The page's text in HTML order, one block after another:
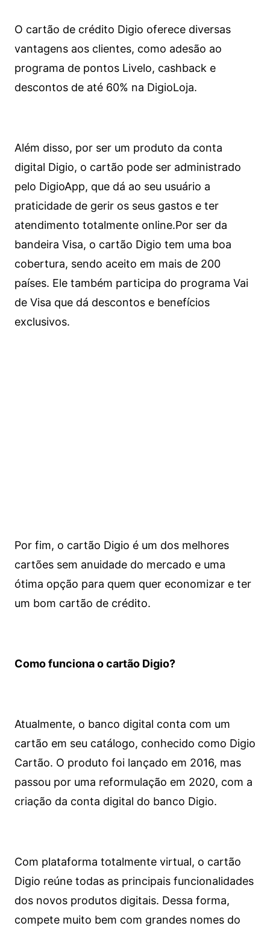
O cartão de crédito Digio oferece diversas
vantagens aos clientes, como adesão ao
programa de pontos Livelo, cashback e
descontos de até 60% na DigioLoja.
Além disso, por ser um produto da conta
digital Digio, o cartão pode ser administrado
pelo DigioApp, que dá ao seu usuário a
praticidade de gerir os seus gastos e ter
atendimento totalmente online.Por ser da
bandeira Visa, o cartão Digio tem uma boa
cobertura, sendo aceito em mais de 200
países. Ele também participa do programa Vai
de Visa que dá descontos e benefícios
exclusivos.
Por fim, o cartão Digio é um dos melhores
cartões sem anuidade do mercado e uma
ótima opção para quem quer economizar e ter
um bom cartão de crédito.
Como funciona o cartão Digio?
Atualmente, o banco digital conta com um
cartão em seu catálogo, conhecido como Digio
Cartão. O produto foi lançado em 2016, mas
passou por uma reformulação em 2020, com a
criação da conta digital do banco Digio.
Com plataforma totalmente virtual, o cartão
Digio reúne todas as principais funcionalidades
dos novos produtos digitais. Dessa forma,
compete muito bem com grandes nomes do